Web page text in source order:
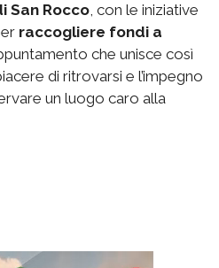
San Rocco, con le iniziative
raccogliere fondi a
che unisce così
di ritrovarsi e l’impegno
un luogo caro alla